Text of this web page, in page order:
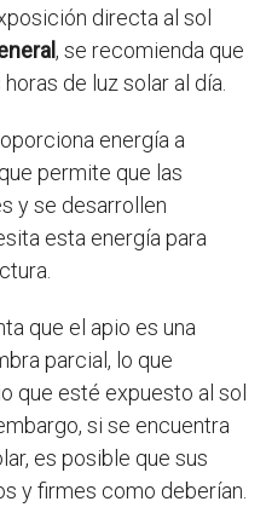
directa al sol
, se recomienda que
de luz solar al día.
energía a
permite que las
y se desarrollen
esta energía para
que el apio es una
parcial, lo que
que esté expuesto al sol
si se encuentra
es posible que sus
y firmes como deberían.